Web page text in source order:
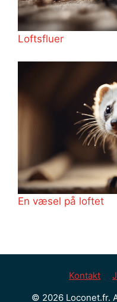
Loftsfluer
En væsel på loftet
Kontakt
© 2026 Loconet.fr.